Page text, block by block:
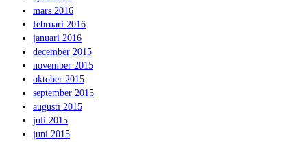
mars 2016
februari 2016
januari 2016
december 2015
november 2015
oktober 2015
september 2015
augusti 2015
juli 2015
juni 2015